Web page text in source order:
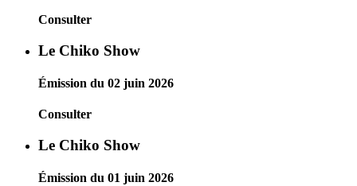
Consulter
Le Chiko Show
Émission du 02 juin 2026
Consulter
Le Chiko Show
Émission du 01 juin 2026